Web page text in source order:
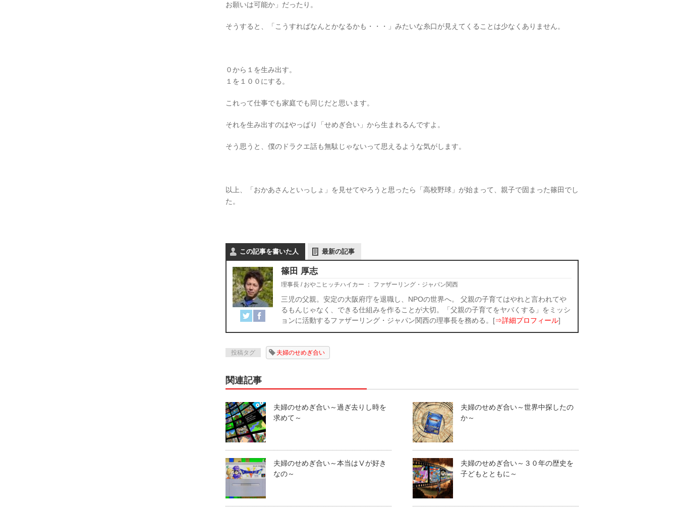
お願いは可能か」だったり。
そうすると、「こうすればなんとかなるかも・・・」みたいな糸口が見えてくることは少なくありません。
０から１を生み出す。
１を１００にする。
これって仕事でも家庭でも同じだと思います。
それを生み出すのはやっぱり「せめぎ合い」から生まれるんですよ。
そう思うと、僕のドラクエ話も無駄じゃないって思えるような気がします。
以上、「おかあさんといっしょ」を見せてやろうと思ったら「高校野球」が始まって、親子で固まった篠田でし
た。
この記事を書いた人 最新の記事
篠田 厚志
理事長 / おやこヒッチハイカー ： ファザーリング・ジャパン関西
三児の父親。安定の大阪府庁を退職し、NPOの世界へ。 父親の子育てはやれと言われてや
るもんじゃなく、できる仕組みを作ることが大切。「父親の子育てをヤバくする」をミッシ
ョンに活動するファザーリング・ジャパン関西の理事長を務める。[⇒詳細プロフィール]
投稿タグ 夫婦のせめぎ合い
関連記事
夫婦のせめぎ合い～過ぎ去りし時を
求めて～
夫婦のせめぎ合い～世界中探したの
か～
夫婦のせめぎ合い～本当はⅤが好き
なの～
夫婦のせめぎ合い～３０年の歴史を
子どもとともに～